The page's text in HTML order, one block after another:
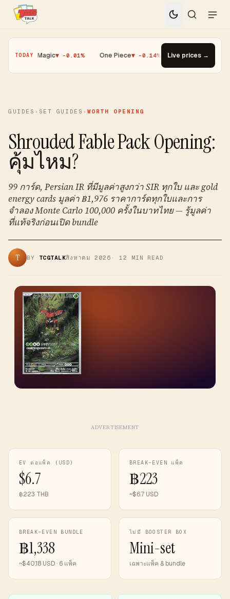
TODAY
Magic ▼ -0.01% One Piece ▼ -0.14% · Top Gainer · Paldean
Live prices →
GUIDES › SET GUIDES › WORTH OPENING
Shrouded Fable Pack Opening:
คุ้มไหม?
99 การ์ด, Persian IR ที่มีมูลค่าสูงกว่า SIR ทุกใบ และ gold
energy cards มูลค่า ฿1,976 ราคาการ์ดทุกใบและการ
จำลอง Monte Carlo 100,000 ครั้งในบาทไทย — รู้มูลค่า
ที่แท้จริงก่อนเปิด bundle
T BY TCGTALKสิงหาคม 2026 · 12 MIN READ
ADVERTISEMENT
EV ต่อแพ็ค (USD)
$6.7
฿223 THB
BREAK-EVEN แพ็ค
฿223
~$6.7 USD
BREAK-EVEN BUNDLE
฿1,338
~$40.18 USD · 6 แพ็ค
ไม่มี BOOSTER BOX
Mini-set
เฉพาะแพ็ค & bundle